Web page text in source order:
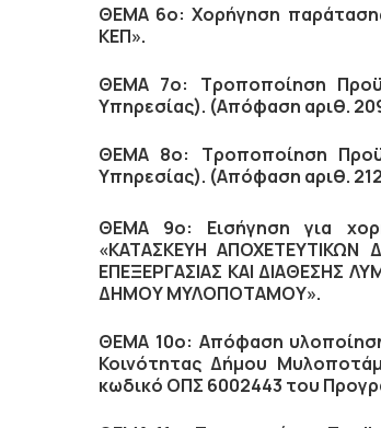
ΘΕΜΑ 6ο: Χορήγηση
ΚΕΠ».
ΘΕΜΑ 7ο: Τροποποίηση
Υπηρεσίας). (Απόφαση αριθ.
ΘΕΜΑ 8ο: Τροποποίηση
Υπηρεσίας). (Απόφαση αριθ.
ΘΕΜΑ 9ο: Εισήγηση για
«ΚΑΤΑΣΚΕΥΗ ΑΠΟΧΕΤΕΥΤΙΚΩΝ
ΕΠΕΞΕΡΓΑΣΙΑΣ ΚΑΙ ΔΙΑΘΕΣΗΣ
ΔΗΜΟΥ ΜΥΛΟΠΟΤΑΜΟΥ».
ΘΕΜΑ 10ο: Απόφαση
Κοινότητας Δήμου
κωδικό ΟΠΣ 6002443 του